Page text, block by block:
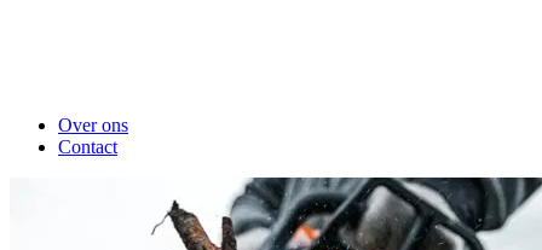
Over ons
Contact